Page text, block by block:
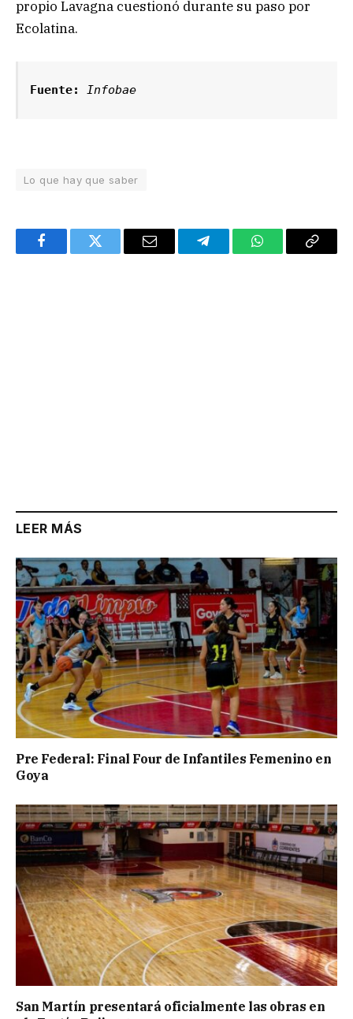
propio Lavagna cuestionó durante su paso por
Ecolatina.
Fuente: Infobae
Lo que hay que saber
FacebookTwitter Email TelegramWhatsAppCopy
LEER MÁS
Pre Federal: Final Four de Infantiles Femenino en
Goya
San Martín presentará oficialmente las obras en